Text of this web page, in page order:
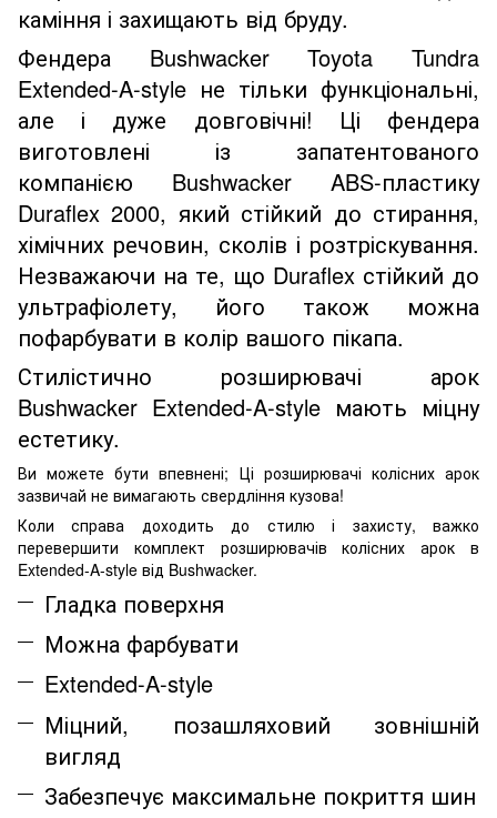
каміння і захищають від бруду.
Фендера Bushwacker Toyota Tundra
Extended-A-style не тільки функціональні,
але і дуже довговічні! Ці фендера
виготовлені із запатентованого
компанією Bushwacker ABS-пластику
Duraflex 2000, який стійкий до стирання,
хімічних речовин, сколів і розтріскування.
Незважаючи на те, що Duraflex стійкий до
ультрафіолету, його також можна
пофарбувати в колір вашого пікапа.
Стилістично розширювачі арок
Bushwacker Extended-A-style мають міцну
естетику.
Ви можете бути впевнені; Ці розширювачі колісних арок
зазвичай не вимагають свердління кузова!
Коли справа доходить до стилю і захисту, важко
перевершити комплект розширювачів колісних арок в
Extended-A-style від Bushwacker.
Гладка поверхня
Можна фарбувати
Extended-A-style
Міцний, позашляховий зовнішній
вигляд
Забезпечує максимальне покриття шин